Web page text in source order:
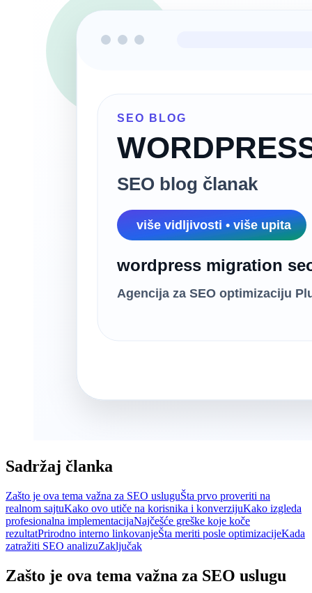
Sadržaj članka
Zašto je ova tema važna za SEO usluguŠta prvo proveriti na
realnom sajtuKako ovo utiče na korisnika i konverzijuKako izgleda
profesionalna implementacijaNajčešće greške koje koče
rezultatPrirodno interno linkovanjeŠta meriti posle optimizacijeKada
zatražiti SEO analizuZaključak
Zašto je ova tema važna za SEO uslugu